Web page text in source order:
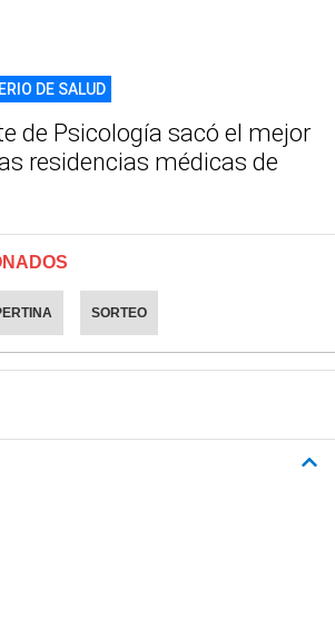
DE SALUD
de Psicología sacó el mejor
residencias médicas de
SORTEO